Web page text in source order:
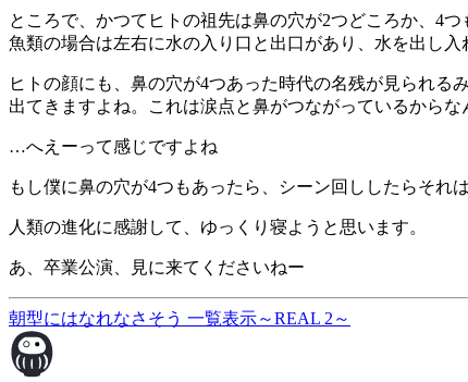
ところで、かつてヒトの祖先は鼻の穴が2つどころか、4
魚類の場合は左右に水の入り口と出口があり、水を出し
ヒトの顔にも、鼻の穴が4つあった時代の名残が見られ
出てきますよね。これは涙点と鼻がつながっているからな
…へえーって感じですよね
もし僕に鼻の穴が4つもあったら、シーン回ししたらそ
人類の進化に感謝して、ゆっくり寝ようと思います。
あ、卒業公演、見に来てくださいねー
朝型にはなれなさそう 一覧表示～REAL 2～